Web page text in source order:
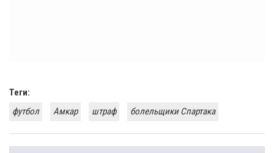
Теги:
футбол
Амкар штраф болельщики Спартака